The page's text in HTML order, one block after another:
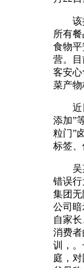
该担
所有
食物
营。
客安
菜产物
近日
添加”
粒门”
标签、
吴某
错误
集团
公司
自家
消费
训，
庭，